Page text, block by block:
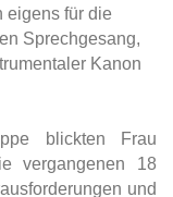
eigens für die
Sprechgesang,
Kanon
blickten Frau
vergangenen 18
und